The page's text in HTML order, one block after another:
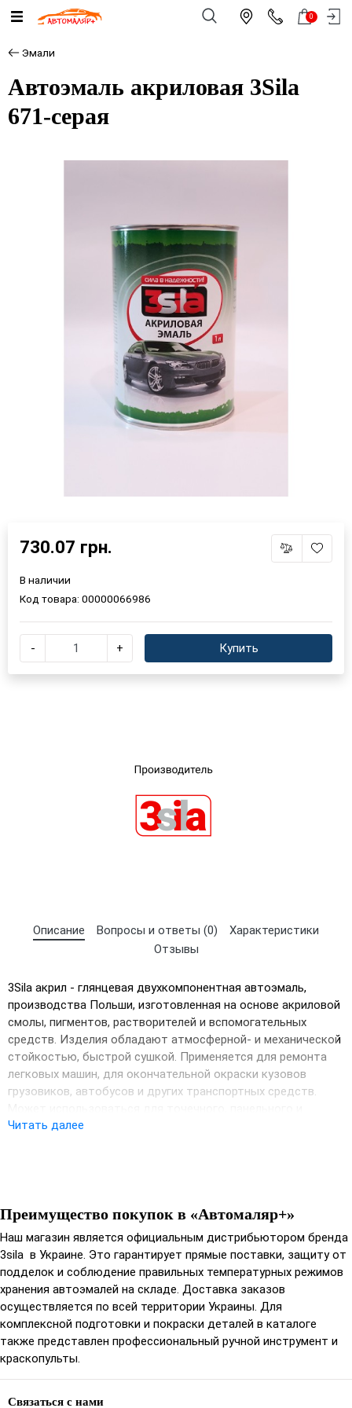
0
Эмали
Автоэмаль акриловая 3Sila
671-серая
Выберите язык магазина
Описание Вопросы и ответы (0)
Характеристики
Отзывы
3Sila акрил - глянцевая двухкомпонентная автоэмаль,
производства Польши, изготовленная на основе акриловой
смолы, пигментов, растворителей и вспомогательных
средств. Изделия обладают атмосферной- и механической
стойкостью, быстрой сушкой. Применяется для ремонта
легковых машин, для окончательной окраски кузовов
грузовиков, автобусов и других транспортных средств.
полного ремонта.
Свойства:
высокий блеск;
яркие цвета;
отличная укрываемость, низкий расход краски;
сохранение цвета на протяжении длительного
периода;
стойкость к атмосферным явлениям;
высокая эластичность;
долговечность покрытия и устойчивость к сколам и
царапинам.
Читать далее
730.07 грн.
В наличии
Код товара: 00000066986
- + Купить
Преимущество покупок в «Автомаляр+»
Наш магазин является официальным дистрибьютором бренда
3sila в Украине. Это гарантирует прямые поставки, защиту от
подделок и соблюдение правильных температурных режимов
хранения автоэмалей на складе. Доставка заказов
осуществляется по всей территории Украины. Для
комплексной подготовки и покраски деталей в каталоге
также представлен профессиональный ручной инструмент и
краскопульты.
Связаться с нами